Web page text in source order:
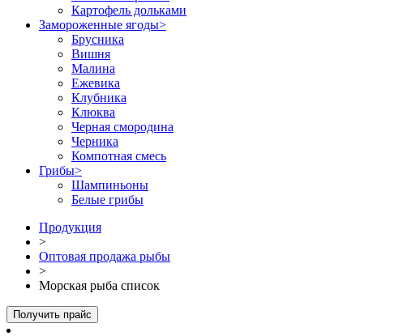
Картофель дольками
Замороженные ягоды>
Брусника
Вишня
Малина
Ежевика
Клубника
Клюква
Черная смородина
Черника
Компотная смесь
Грибы>
Шампиньоны
Белые грибы
Продукция
>
Оптовая продажа рыбы
>
Морская рыба список
Получить прайс